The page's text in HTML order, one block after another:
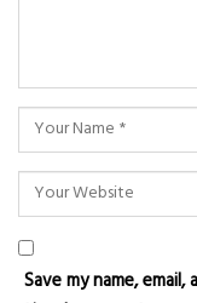
Save my name,